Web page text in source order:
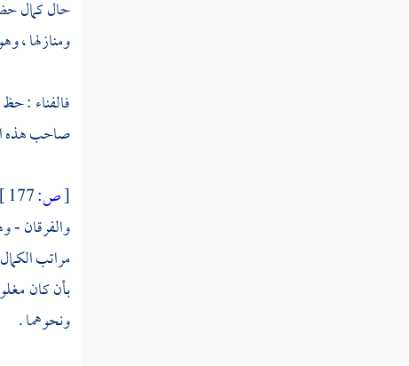
حال كمال
ومنازلها ،
فالفناء :
صاحب هذه
[ص:
والفرقان -
مراتب
بأن كان
ونحوهما .